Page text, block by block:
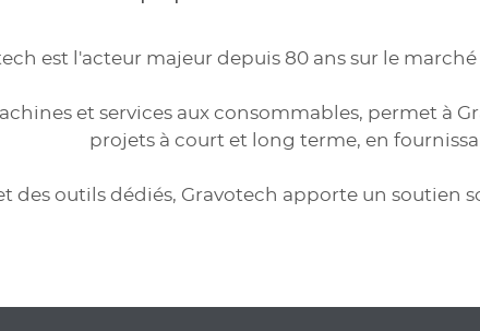
est l'acteur majeur depuis 80 ans sur le
et services aux consommables, permet à
projets à court et long terme, en
des outils dédiés, Gravotech apporte un soutien